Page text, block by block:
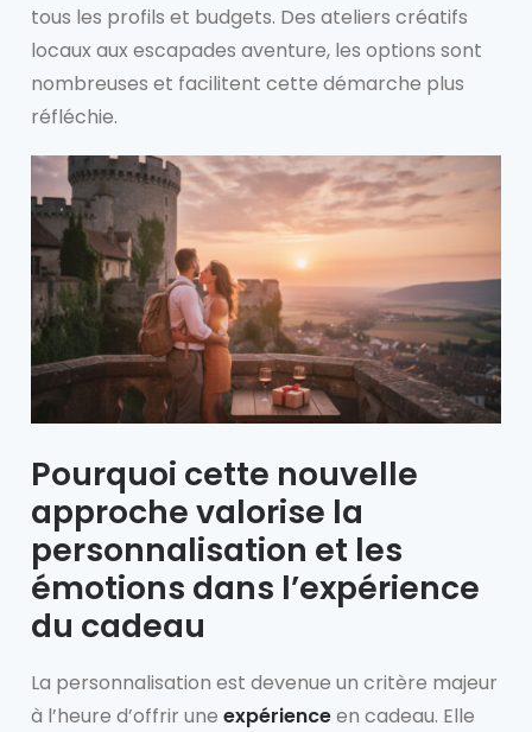
tous les profils et budgets. Des ateliers créatifs
locaux aux escapades aventure, les options sont
nombreuses et facilitent cette démarche plus
réfléchie.
Pourquoi cette nouvelle
approche valorise la
personnalisation et les
émotions dans l’expérience
du cadeau
La personnalisation est devenue un critère majeur
à l’heure d’offrir une expérienceen cadeau. Elle